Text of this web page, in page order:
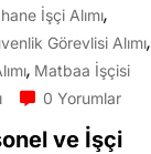
İşçi Alımı,
Görevlisi Alımı,
, Matbaa İşçisi
0 Yorumlar
ve İşçi